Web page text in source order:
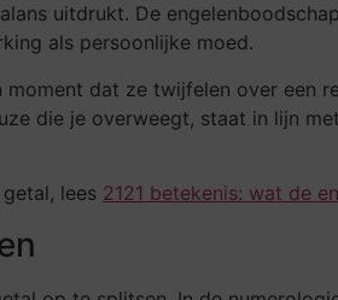
uitdrukt. De
als persoonlijke moed.
moment dat ze twijfelen over een
die je overweegt, staat in lijn
lees 2121 betekenis: wat de